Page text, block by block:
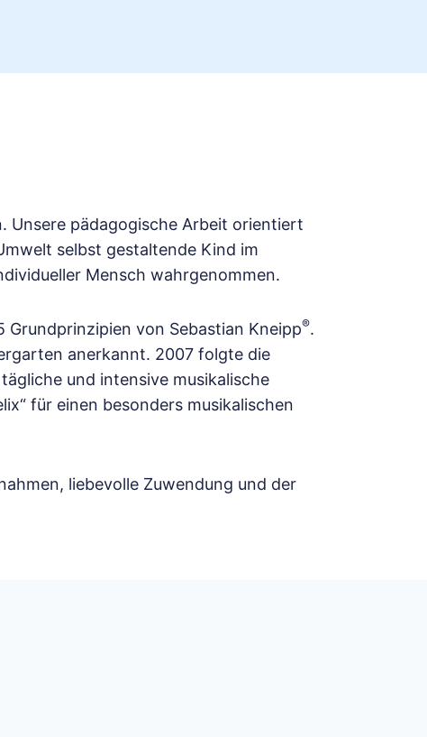
Unsere pädagogische Arbeit orientiert
selbst gestaltende Kind im
Mensch wahrgenommen.
von Sebastian Kneipp®.
anerkannt. 2007 folgte die
und intensive musikalische
für einen besonders musikalischen
liebevolle Zuwendung und der